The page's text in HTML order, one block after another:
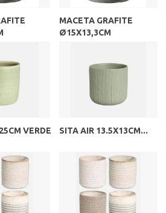
MACETA GRAFITE
Ø15X13,3CM
VERDE SITA AIR 13.5X13CM...